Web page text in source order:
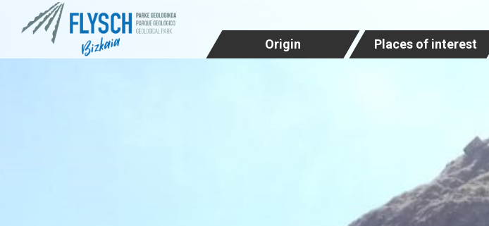
Origin Places of interest